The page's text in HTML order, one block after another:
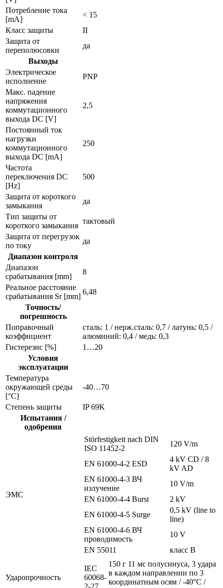
Потребление тока
[mA]
< 15
Класс защиты
II
Защита от
переполюсовки
да
Выходы
Электрическое
исполнение
PNP
Макс. падение
напряжения
коммутационного
выхода DC [V]
2,5
Постоянный ток
нагрузки
коммутационного
выхода DC [mA]
250
Частота
переключения DC
[Hz]
500
Защита от короткого
замыкания
да
Тип защиты от
короткого замыкания
тактовый
Защита от перегрузок
по току
да
Диапазон контроля
Диапазон
срабатывания [mm]
8
Реальное расстояние
срабатывания Sr [mm]
6,48
Точность/
погрешность
Поправочный
коэффициент
сталь: 1 / нерж.сталь: 0,7 / латунь: 0,5 /
алюминий: 0,4 / медь: 0,3
Гистерезис [%]
1…20
Условия
эксплуатации
Температура
окружающей среды
[°C]
-40…70
Степень защиты
IP 69K
Испытания /
одобрения
ЭMC
Störfestigkeit nach DIN
ISO 11452-2
120 V/m
EN 61000-4-2 ESD
4 kV CD / 8
kV AD
EN 61000-4-3 ВЧ
излучение
10 V/m
EN 61000-4-4 Burst
2 kV
EN 61000-4-5 Surge
0,5 kV (line to
line)
EN 61000-4-6 ВЧ
проводимость
10 V
EN 55011
класс B
Ударопрочность
IEC
60068-
150 г 11 мс полусинуса, 3 удара
в каждом направлении по 3
координатным осям / -40°C /